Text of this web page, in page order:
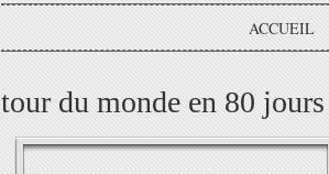
ACCUEIL
tour du monde en 80 jours